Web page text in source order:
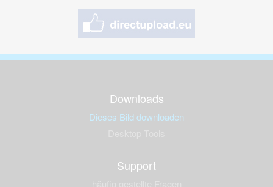
Downloads
Dieses Bild downloaden
Support